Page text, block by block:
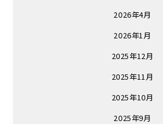
2026年4月
2026年1月
2025年12月
2025年11月
2025年10月
2025年9月